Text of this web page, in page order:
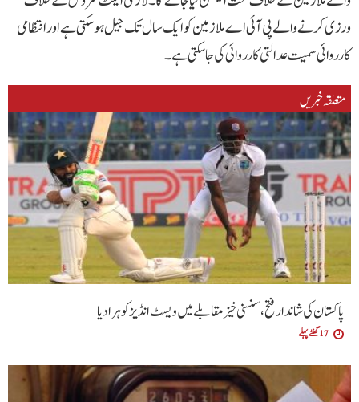
ورزی کرنے والے پی آئی اے ملازمین کو ایک سال تک جیل ہوسکتی ہے اور انتظامی
کارروائی سمیت عدالتی کارروائی کی جا سکتی ہے۔
متعلقہ خبریں
پاکستان کی شاندار فتح،سنسنی خیز مقابلے میں ویسٹ انڈیز کو ہرا دیا
17 گھنٹے پہلے